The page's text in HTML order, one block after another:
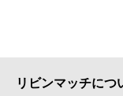
リビンマッチにつ